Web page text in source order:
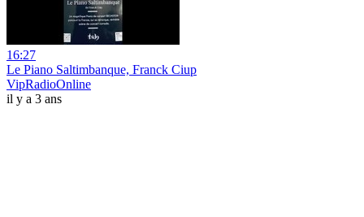
16:27
Le Piano Saltimbanque, Franck Ciup
VipRadioOnline
il y a 3 ans